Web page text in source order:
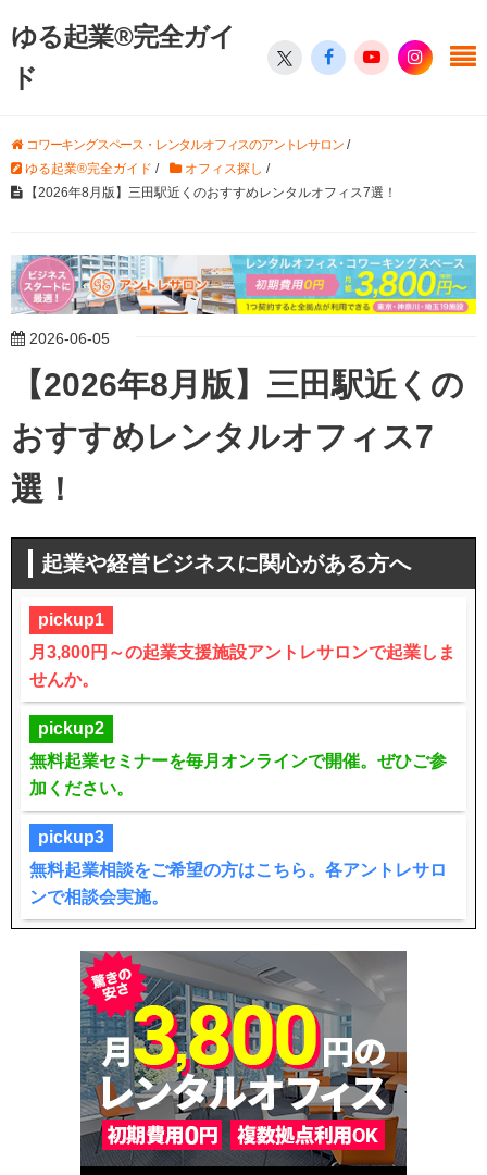
ゆる起業®完全ガイ
ド
コワーキングスペース・レンタルオフィスのアントレサロン/
ゆる起業®完全ガイド / オフィス探し /
【2026年8月版】三田駅近くのおすすめレンタルオフィス7選！
2026-06-05
【2026年8月版】三田駅近くの
おすすめレンタルオフィス7
選！
起業や経営ビジネスに関心がある方へ
pickup1
月3,800円～の起業支援施設アントレサロンで起業しま
せんか。
pickup2
無料起業セミナーを毎月オンラインで開催。ぜひご参
加ください。
pickup3
無料起業相談をご希望の方はこちら。各アントレサロ
ンで相談会実施。